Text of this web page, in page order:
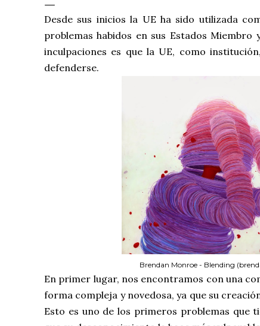
Desde sus inicios la UE ha sido utilizada
problemas habidos en sus Estados
inculpaciones es que la UE, como
defenderse.
Brendan Monroe - Blending
En primer lugar, nos encontramos con una
forma compleja y novedosa, ya que su
Esto es uno de los primeros problemas que